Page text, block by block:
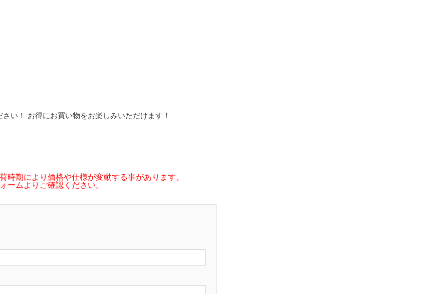
い！ お得にお買い物をお楽しみいただけます！
期により価格や仕様が変動する事があります。
ームよりご確認ください。